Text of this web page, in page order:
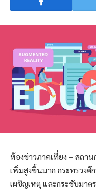
ห้องข่าวภาคเที่ยง – สถา
เพิ่มสูงขึ้นมาก กระทรวงศึ
เผชิญเหตุ และกระชับมาต